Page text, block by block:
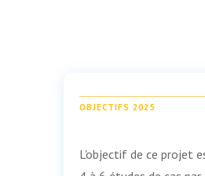
OBJECTIFS 2025
L'objectif de ce projet